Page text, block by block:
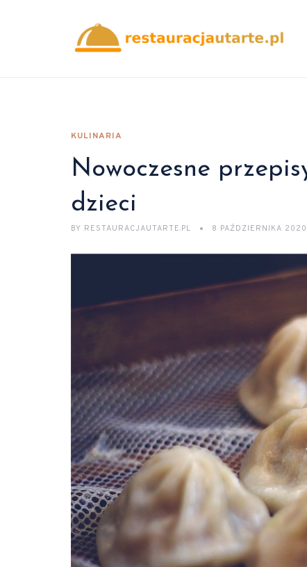
KULINARIA
Nowoczesne
dzieci
BY RESTAURACJAUTARTE.PL 8 PAŹDZIERNIKA 2020